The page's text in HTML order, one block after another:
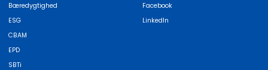
Bæredygtighed
ESG
CBAM
EPD
SBTi
Facebook
LinkedIn